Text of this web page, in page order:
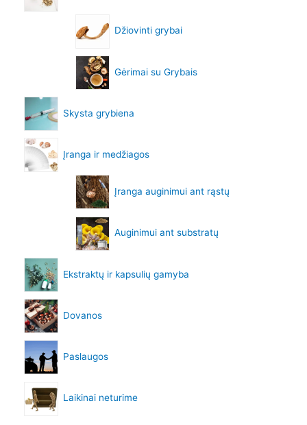
Džiovinti grybai
Gėrimai su Grybais
Skysta grybiena
Įranga ir medžiagos
Įranga auginimui ant rąstų
Auginimui ant substratų
Ekstraktų ir kapsulių gamyba
Dovanos
Paslaugos
Laikinai neturime